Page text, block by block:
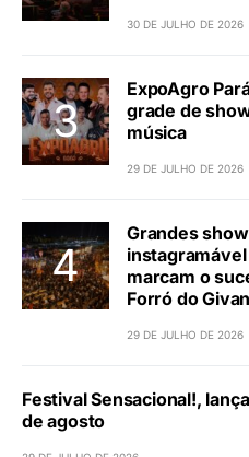
30 DE JULHO DE 2026
ExpoAgro
grade de
música
29 DE JULHO DE 2026
Grandes
marcam o
Forró do
29 DE JULHO DE 2026
Festival Sensacional!,
de agosto